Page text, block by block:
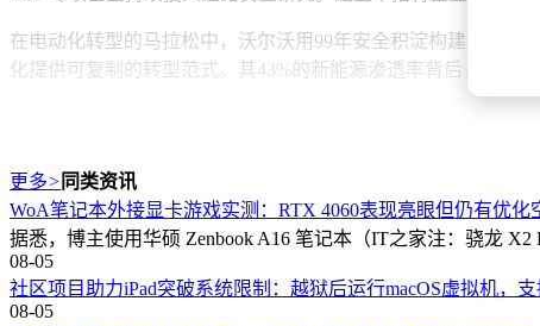
在电动化转型的马拉松中，沃尔沃用99年安全积淀构建起独
化提供可复制的转型范式。其43%的新能源渗透率背后，是战
更多> 同类资讯
WoA笔记本外接显卡游戏实测：RTX 4060表现亮眼但仍有优化
据悉，博主使用华硕 Zenbook A16 笔记本（IT之家注：骁龙
08-05
社区项目助力iPad突破系统限制：越狱后运行macOS虚拟机，支
08-05